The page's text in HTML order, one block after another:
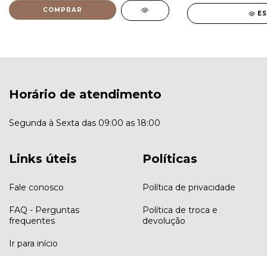
COMPRAR
Horário de atendimento
Segunda à Sexta das 09:00 as 18:00
Links úteis
Fale conosco
FAQ - Perguntas
frequentes
Ir para início
Políticas
Política de privacidade
Política de troca e
devolução